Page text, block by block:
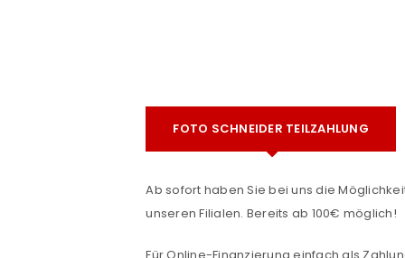
ANMELDEN
FOTO SCHNEIDER TEILZAHLUNG
Ab sofort haben Sie bei uns die
unseren Filialen. Bereits ab 100€ möglich!
Für Online-Finanzierung einfach als